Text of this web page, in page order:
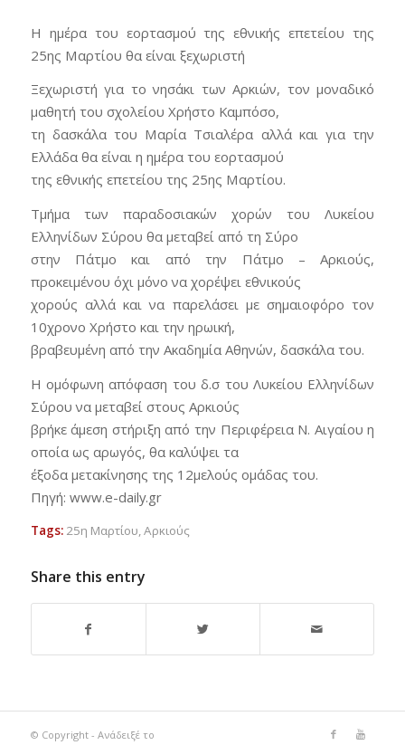
Η ημέρα του εορτασμού της εθνικής επετείου της
25ης Μαρτίου θα είναι ξεχωριστή
Ξεχωριστή για το νησάκι των Αρκιών, τον μοναδικό
μαθητή του σχολείου Χρήστο Καμπόσο,
τη δασκάλα του Μαρία Τσιαλέρα αλλά και για την
Ελλάδα θα είναι η ημέρα του εορτασμού
της εθνικής επετείου της 25ης Μαρτίου.
Τμήμα των παραδοσιακών χορών του Λυκείου
Ελληνίδων Σύρου θα μεταβεί από τη Σύρο
στην Πάτμο και από την Πάτμο – Αρκιούς,
προκειμένου όχι μόνο να χορέψει εθνικούς
χορούς αλλά και να παρελάσει με σημαιοφόρο τον
10χρονο Χρήστο και την ηρωική,
βραβευμένη από την Ακαδημία Αθηνών, δασκάλα του.
Η ομόφωνη απόφαση του δ.σ του Λυκείου Ελληνίδων
Σύρου να μεταβεί στους Αρκιούς
βρήκε άμεση στήριξη από την Περιφέρεια Ν. Αιγαίου η
οποία ως αρωγός, θα καλύψει τα
έξοδα μετακίνησης της 12μελούς ομάδας του.
Πηγή: www.e-daily.gr
Tags: 25η Μαρτίου,Αρκιούς
Share this entry
© Copyright - Ανάδειξέ το